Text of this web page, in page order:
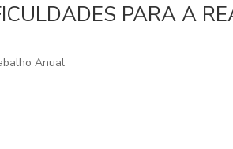
PARA A
Anual